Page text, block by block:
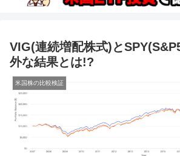
VIG(連続増配株式)と
外な結果とは!?
米国株の比較検証